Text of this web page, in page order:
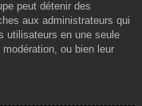
peut détenir des
aux administrateurs qui
utilisateurs en une seule
ou bien leur